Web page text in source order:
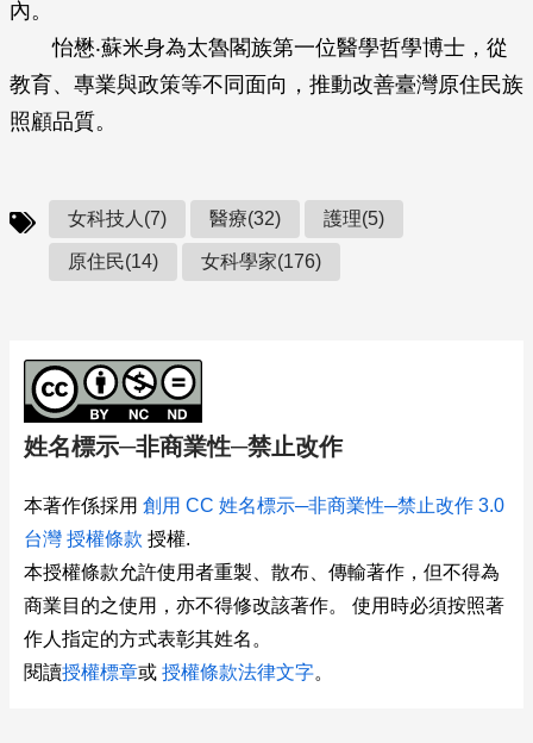
內。
怡懋‧蘇米身為太魯閣族第一位醫學哲學博士，從
教育、專業與政策等不同面向，推動改善臺灣原住民族
照顧品質。
女科技人(7) 醫療(32) 護理(5)
原住民(14) 女科學家(176)
姓名標示─非商業性─禁止改作
本著作係採用 創用 CC 姓名標示─非商業性─禁止改作 3.0
台灣 授權條款 授權.
本授權條款允許使用者重製、散布、傳輸著作，但不得為
商業目的之使用，亦不得修改該著作。 使用時必須按照著
作人指定的方式表彰其姓名。
閱讀授權標章或 授權條款法律文字。